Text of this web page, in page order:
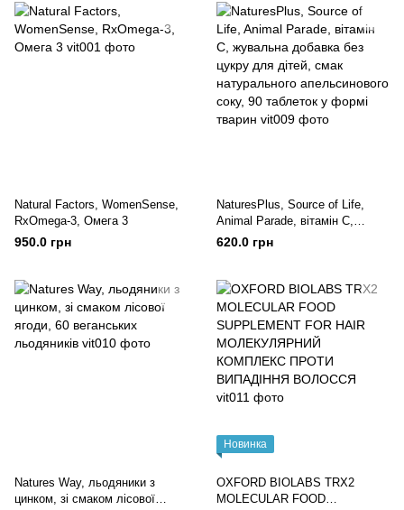
Natural Factors, WomenSense,
RxOmega-3, Омега 3
950.0 грн
NaturesPlus, Source of Life,
Animal Parade, вітамін C,
жувальна добавка без цукру
для дітей, смак натурального
таблеток у формі тварин
620.0 грн
Natures Way, льодяники з
цинком, зі смаком лісової
Новинка
OXFORD BIOLABS TRX2
MOLECULAR FOOD